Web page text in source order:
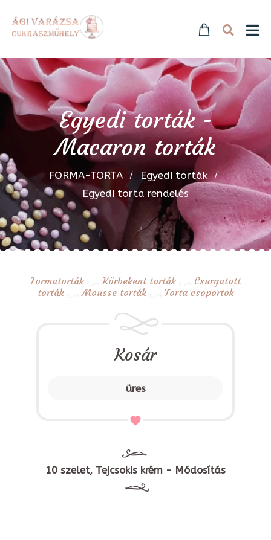
Egyedi torták -
Macaron torták
FORMA-TORTA
Egyedi torták
Egyedi torta rendelés
Formatorták Körbekent torták
Csurgatott
torták
Mousse torták Torta csoportok
Kosár
üres
10 szelet, Tejcsokis krém - Módosítás